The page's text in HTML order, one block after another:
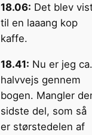
18.06: Det blev
til en laaang kop
kaffe.
18.41: Nu er jeg ca.
halvvejs gennem
bogen. Mangler
sidste del, som så
er størstedelen af